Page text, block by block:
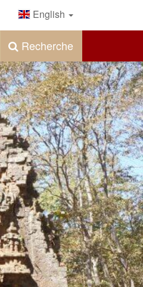
Recherche
English